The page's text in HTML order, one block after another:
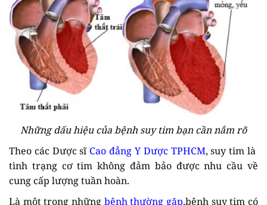
Những dấu hiệu của bệnh suy tim bạn cần nắm rõ
Theo các Dược sĩ Cao đẳng Y Dược TPHCM, suy tim là
tình trạng cơ tim không đảm bảo được nhu cầu về
cung cấp lượng tuần hoàn.
Là một trong những bệnh thường gặp,bệnh suy tim có